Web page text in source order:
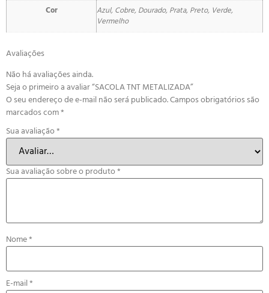
Cor
Azul, Cobre, Dourado, Prata, Preto, Verde,
Vermelho
Avaliações
Não há avaliações ainda.
Seja o primeiro a avaliar “SACOLA TNT METALIZADA”
O seu endereço de e-mail não será publicado.Campos obrigatórios são
marcados com*
Sua avaliação*
Sua avaliação sobre o produto*
Nome*
E-mail*